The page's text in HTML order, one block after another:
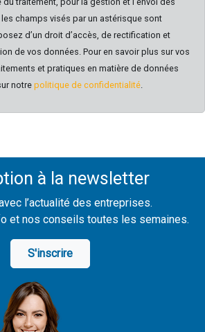
champs visés par un astérisque sont
d’un droit d’accès, de rectification et
de vos données. Pour en savoir plus sur vos
et pratiques en matière de données
notre politique de confidentialité.
à la newsletter
l’actualité des entreprises.
et nos conseils toutes les semaines.
S'inscrire